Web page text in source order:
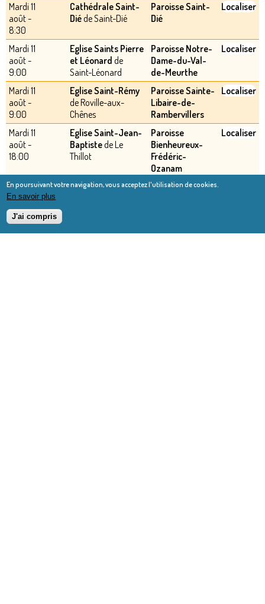
Mardi 11
août -
8:30
Cathédrale Saint-
Diéde Saint-Dié
Paroisse Saint-
Dié
Localiser
Mardi 11
août -
9:00
Eglise Saints Pierre
et Léonard de
Saint-Léonard
Paroisse Notre-
Dame-du-Val-
de-Meurthe
Localiser
Mardi 11
août -
9:00
Eglise Saint-Rémy
de Roville-aux-
Chênes
Paroisse Sainte-
Libaire-de-
Rambervillers
Localiser
Mardi 11
août -
18:00
Eglise Saint-Jean-
Baptistede Le
Thillot
Paroisse
Bienheureux-
Frédéric-
Ozanam
Localiser
ANNUAIRE DIOCESAIN
En poursuivant votre navigation, vous acceptez l'utilisation de cookies.
En savoir plus
J'ai compris